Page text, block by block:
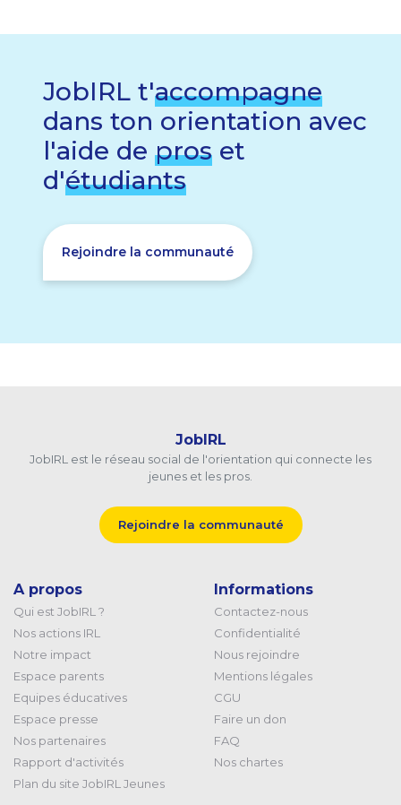
JobIRL t'accompagne
dans ton orientation avec
l'aide de pros et
d'étudiants
Rejoindre la communauté
JobIRL
JobIRL est le réseau social de l'orientation qui connecte les
jeunes et les pros.
Rejoindre la communauté
A propos
Qui est JobIRL ?
Nos actions IRL
Notre impact
Espace parents
Equipes éducatives
Espace presse
Nos partenaires
Rapport d'activités
Plan du site JobIRL Jeunes
Informations
Contactez-nous
Confidentialité
Nous rejoindre
Mentions légales
CGU
Faire un don
FAQ
Nos chartes